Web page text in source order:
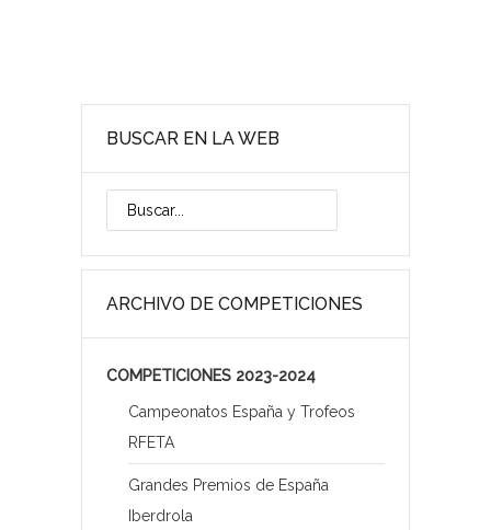
BUSCAR EN LA WEB
ARCHIVO DE COMPETICIONES
COMPETICIONES 2023-2024
Campeonatos España y Trofeos
RFETA
Grandes Premios de España
Iberdrola